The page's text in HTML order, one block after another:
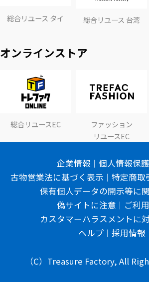
総合リユース タイ 総合リユース 台湾
オンラインストア
総合リユースEC
ファッション
リユースEC
企業情報
個人情報保
古物営業法に基づく表示
特定商取
保有個人データの開示等に
偽サイトに注意
ご利
カスタマーハラスメントに
ヘルプ
採用情報
（C）Treasure Factory, All